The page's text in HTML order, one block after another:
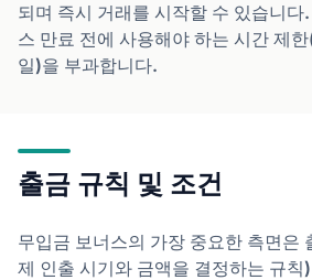
되며 즉시 거래를 시작할 수 있습니다
스 만료 전에 사용해야 하는 시간 제
일)을 부과합니다.
출금 규칙 및 조건
무입금 보너스의 가장 중요한 측면은
제 인출 시기와 금액을 결정하는 규칙